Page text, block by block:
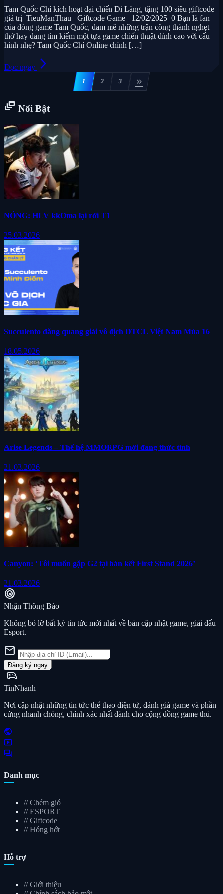
Tam Quốc Chí kích hoạt đại chiến Di Lăng, tặng 100 siêu giftcode
giá trị TieuManThau Giftcode Game 12/02/2025 0 Bạn là fan
của dòng game Tam Quốc, đam mê những trận công thành nghẹt
thở hay đang tìm kiếm một tựa game chiến thuật đỉnh cao với cấu
hình nhẹ? Tam Quốc Chí Online chính […]
Đọc ngay arrow_forward_ios
bài
1 2 3 keyboard_double_arrow_right
dynamic_feed Nổi Bật
NÓNG: HLV kkOma lại rời T1
25.03.2026
Succulento đăng quang giải vô địch DTCL Việt Nam Mùa 16
18.05.2026
Arise Legends – Thế hệ MMORPG mới đang thức tỉnh
21.03.2026
Canyon: ‘Tôi muốn gặp G2 tại bán kết First Stand 2026’
21.03.2026
radar
Nhận Thông Báo
Không bỏ lỡ bất kỳ tin tức mới nhất về bản cập nhật game, giải đấu
Esport.
mail
Đăng ký ngay
sports_esports
TinNhanh
Nơi cập nhật những tin tức thể thao điện tử, đánh giá game và phần
cứng nhanh chóng, chính xác nhất dành cho cộng đồng game thủ.
public
smart_display
forum
Danh mục
// Chém gió
// ESPORT
// Giftcode
// Hóng hớt
Hỗ trợ
// Giới thiệu